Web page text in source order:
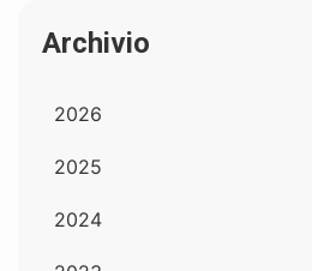
Archivio
2026
2025
2024